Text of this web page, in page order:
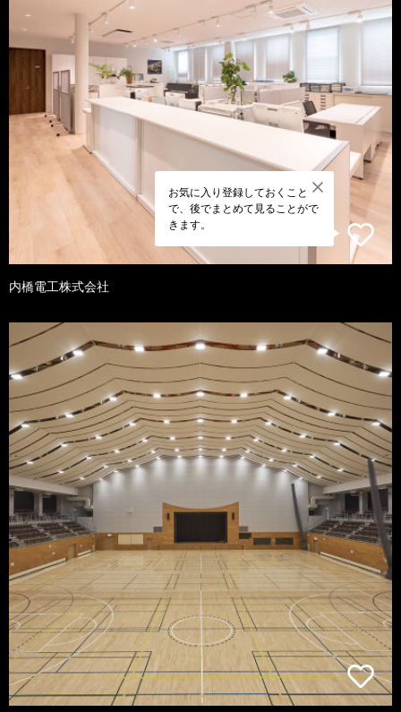
お気に入り登録しておくこと
で、後でまとめて見ることがで
きます。
内橋電工株式会社